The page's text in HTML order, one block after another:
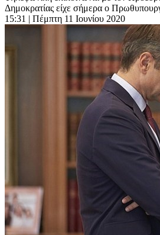
Δημοκρατίας είχε σήμερα ο
15:31 | Πέμπτη 11 Ιουνίου 2020